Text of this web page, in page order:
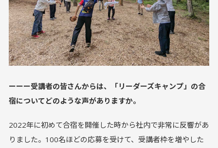
ーーー受講者の皆さんからは、「リーダーズキャンプ」の合
宿についてどのような声がありますか。
2022年に初めて合宿を開催した時から社内で非常に反響があ
りました。100名ほどの応募を受けて、受講者枠を増やした